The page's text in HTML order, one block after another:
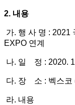
2. 내용
가. 행 사 명 :
EXPO 연계
나. 일 정 : 2020.
다. 장 소 : 벡스코
라. 내용